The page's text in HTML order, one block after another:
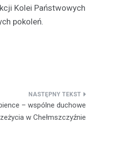
Kolei Państwowych
pokoleń.
– wspólne duchowe
w Chełmszczyźnie